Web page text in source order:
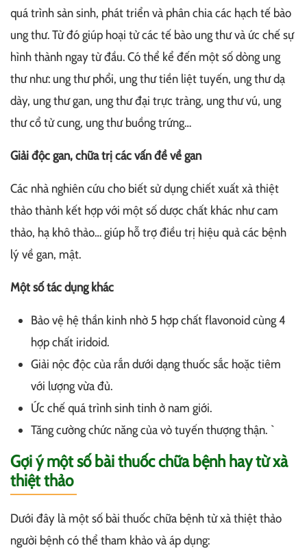
quá trình sản sinh, phát triển và phân chia các hạch tế bào
ung thư. Từ đó giúp hoại tử các tế bào ung thư và ức chế sự
hình thành ngay từ đầu. Có thể kể đến một số dòng ung
thư như: ung thư phổi, ung thư tiền liệt tuyến, ung thư dạ
dày, ung thư gan, ung thư đại trực tràng, ung thư vú, ung
thư cổ tử cung, ung thư buồng trứng…
Giải độc gan, chữa trị các vấn đề về gan
Các nhà nghiên cứu cho biết sử dụng chiết xuất xà thiệt
thảo thành kết hợp với một số dược chất khác như cam
thảo, hạ khô thảo… giúp hỗ trợ điều trị hiệu quả các bệnh
lý về gan, mật.
Một số tác dụng khác
Bảo vệ hệ thần kinh nhờ 5 hợp chất flavonoid cùng 4
hợp chất iridoid.
Giải nộc độc của rắn dưới dạng thuốc sắc hoặc tiêm
với lượng vừa đủ.
Ức chế quá trình sinh tinh ở nam giới.
Tăng cường chức năng của vỏ tuyến thượng thận. `
Gợi ý một số bài thuốc chữa bệnh hay từ xà
thiệt thảo
Dưới đây là một số bài thuốc chữa bệnh từ xà thiệt thảo
người bệnh có thể tham khảo và áp dụng: